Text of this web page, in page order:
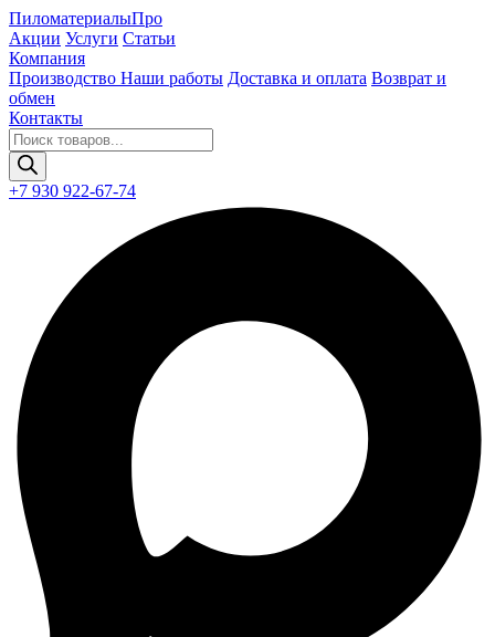
ПиломатериалыПро
Акции Услуги Статьи
Компания
Производство Наши работы Доставка и оплата Возврат и
обмен
Контакты
Поиск
товаров
+7 930 922-67-74